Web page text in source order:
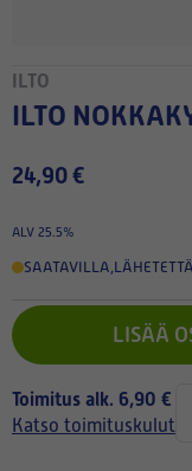
ILTO
ILTO
24,90 €
ALV 25.5%
SAATAVILLA
LISÄÄ
Toimitus alk. 6,90 €
Katso toimituskulut